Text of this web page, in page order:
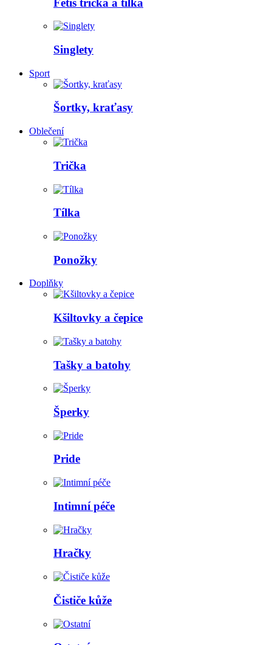
Singlety
Sport
Šortky, kraťasy
Oblečení
Trička
Tílka
Ponožky
Doplňky
Kšiltovky a čepice
Tašky a batohy
Šperky
Pride
Intimní péče
Hračky
Čističe kůže